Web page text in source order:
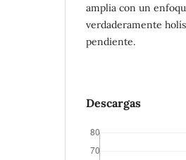
amplia con un
verdaderamente
pendiente.
Descargas